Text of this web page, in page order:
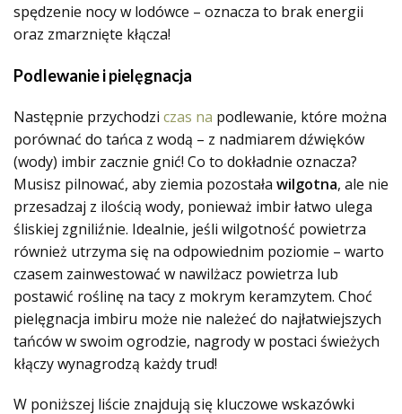
spędzenie nocy w lodówce – oznacza to brak energii
oraz zmarznięte kłącza!
Podlewanie i pielęgnacja
Następnie przychodzi czas na podlewanie, które można
porównać do tańca z wodą – z nadmiarem dźwięków
(wody) imbir zacznie gnić! Co to dokładnie oznacza?
Musisz pilnować, aby ziemia pozostała wilgotna, ale nie
przesadzaj z ilością wody, ponieważ imbir łatwo ulega
śliskiej zgniliźnie. Idealnie, jeśli wilgotność powietrza
również utrzyma się na odpowiednim poziomie – warto
czasem zainwestować w nawilżacz powietrza lub
postawić roślinę na tacy z mokrym keramzytem. Choć
pielęgnacja imbiru może nie należeć do najłatwiejszych
tańców w swoim ogrodzie, nagrody w postaci świeżych
kłączy wynagrodzą każdy trud!
W poniższej liście znajdują się kluczowe wskazówki